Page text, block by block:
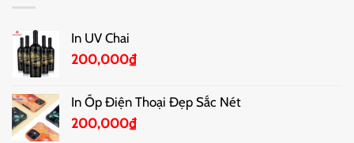
In UV Chai
200,000₫
In Ốp Điện Thoại Đẹp Sắc Nét
200,000₫